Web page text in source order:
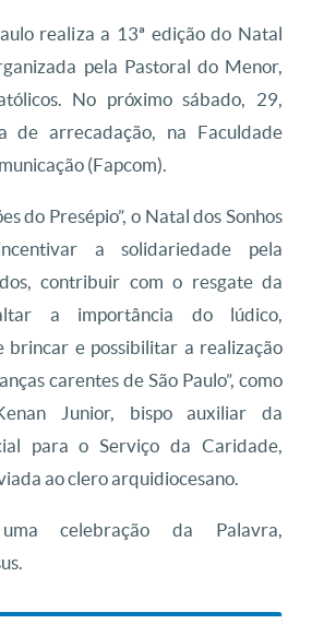
realiza a 13ª edição do Natal
pela Pastoral do Menor,
No próximo sábado, 29,
de arrecadação, na Faculdade
(Fapcom).
do Presépio”, o Natal dos Sonhos
a solidariedade pela
contribuir com o resgate da
a importância do lúdico,
brincar e possibilitar a realização
carentes de São Paulo”, como
Junior, bispo auxiliar da
para o Serviço da Caridade,
ao clero arquidiocesano.
celebração da Palavra,